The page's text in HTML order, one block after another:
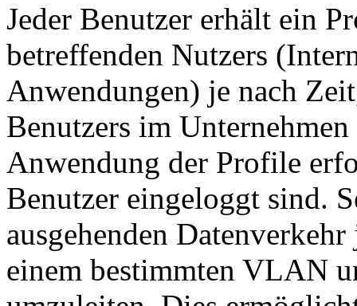
Jeder Benutzer erhält ein
betreffenden Nutzers
Anwendungen) je nach
Benutzers im
Anwendung der Profile
Benutzer eingeloggt sind.
ausgehenden
einem bestimmten VLAN